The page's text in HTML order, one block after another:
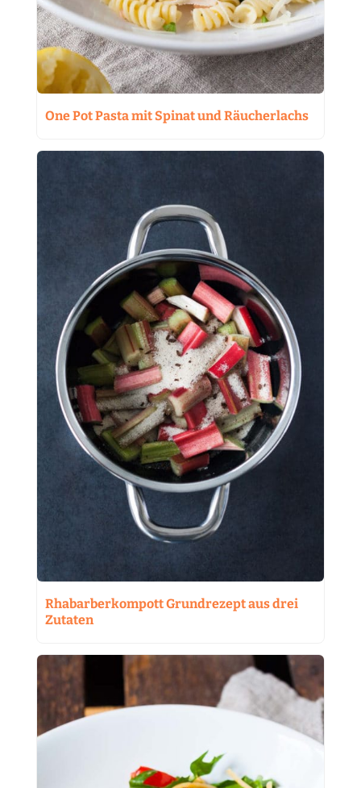
One Pot Pasta mit Spinat und Räucherlachs
Rhabarberkompott Grundrezept aus drei
Zutaten